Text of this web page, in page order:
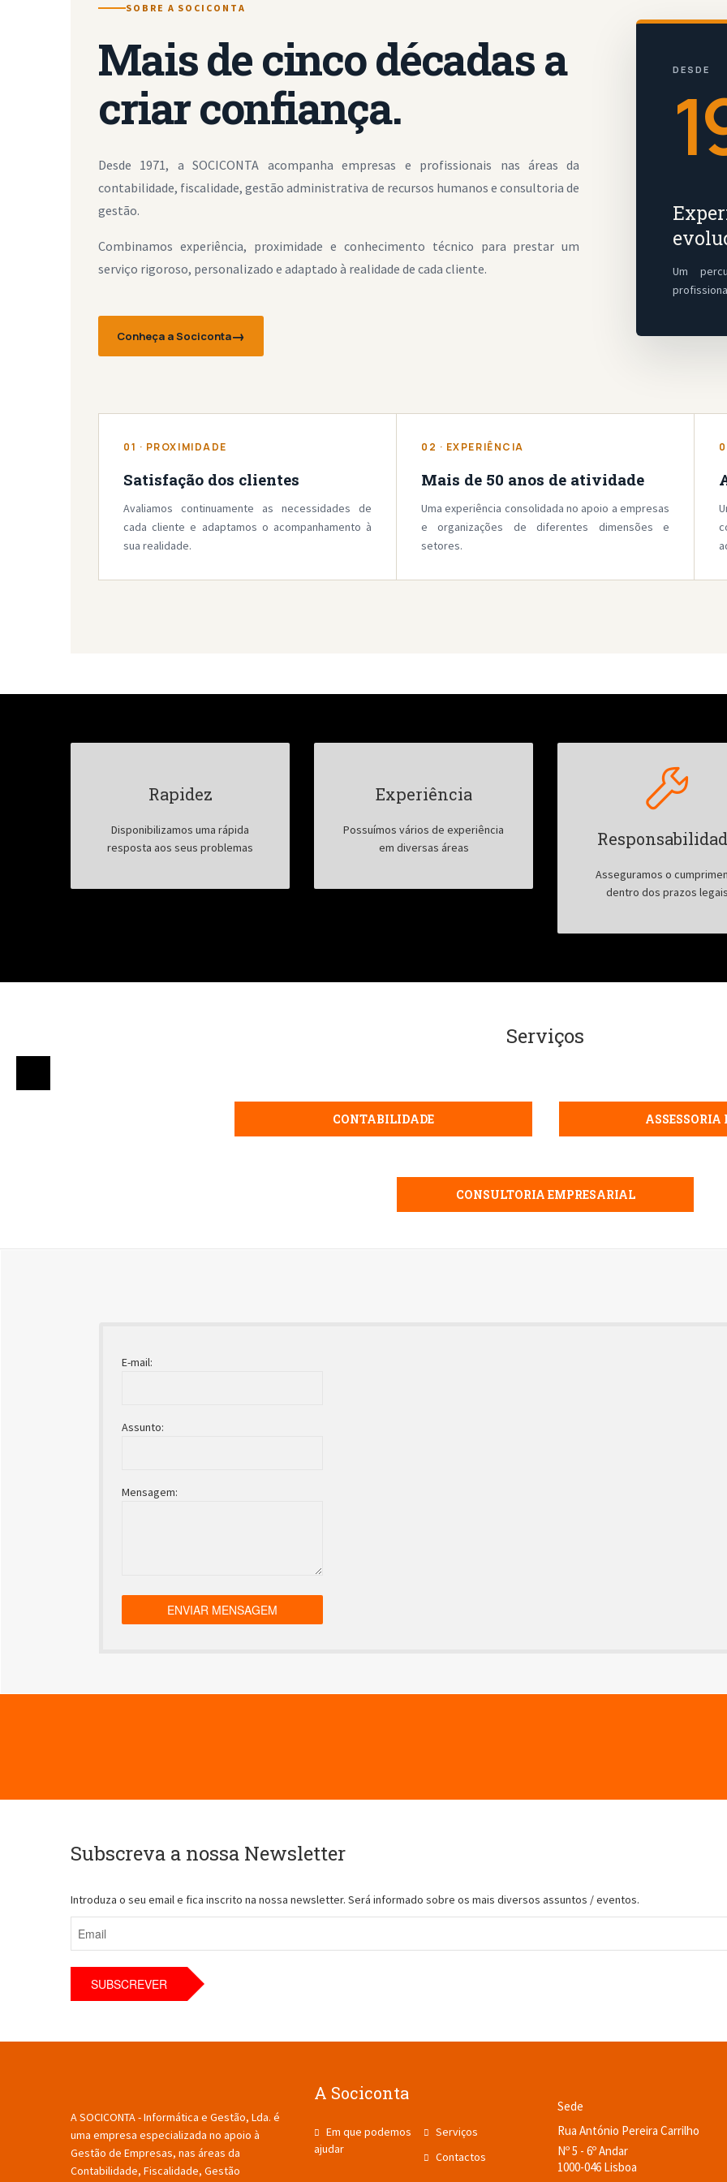
SOBRE A SOCICONTA
Mais de cinco décadas a
criar confiança.
Desde 1971, a SOCICONTA acompanha empresas e profissionais nas áreas da
contabilidade, fiscalidade, gestão administrativa de recursos humanos e consultoria de
gestão.
Combinamos experiência, proximidade e conhecimento técnico para prestar um
serviço rigoroso, personalizado e adaptado à realidade de cada cliente.
Conheça a Sociconta
DESDE
Um
01 · PROXIMIDADE
Satisfação dos clientes
Avaliamos continuamente as necessidades de
cada cliente e adaptamos o acompanhamento à
sua realidade.
02 · EXPERIÊNCIA
Mais de 50 anos de atividade
Uma experiência consolidada no apoio a empresas
e organizações de diferentes dimensões e
setores.
Rapidez
Disponibilizamos uma rápida
resposta aos seus problemas
Experiência
Possuímos vários de experiência
em diversas áreas
Asseguramos o
dentro dos prazos legais
Serviços
CONTABILIDADE
CONSULTORIA EMPRESARIAL
E-mail:
Assunto:
Mensagem:
Subscreva a nossa Newsletter
Introduza o seu email e fica inscrito na nossa newsletter. Será informado sobre os mais diversos assuntos / eventos.
A SOCICONTA - Informática e Gestão, Lda. é
uma empresa especializada no apoio à
Gestão de Empresas, nas áreas da
Contabilidade, Fiscalidade, Gestão
A Sociconta
Em que podemos
ajudar
Serviços
Contactos
Sede
Rua António Pereira Carrilho
Nº 5 - 6º Andar
1000-046 Lisboa